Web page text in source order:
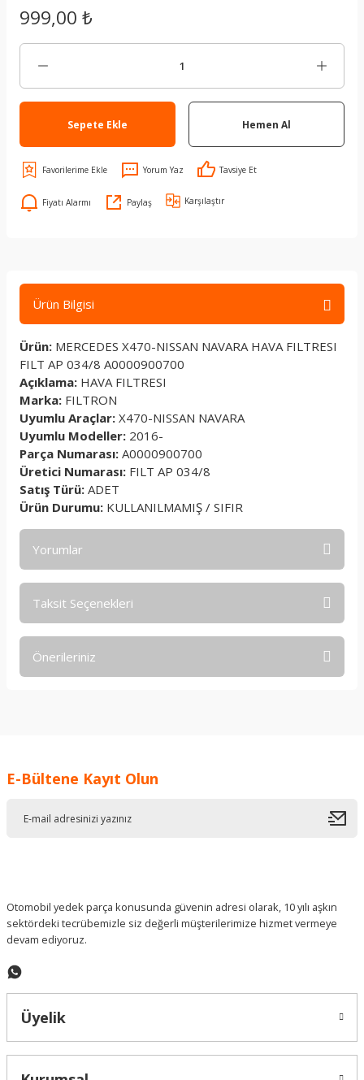
999,00 ₺
Sepete Ekle Hemen Al
Yorum Yaz Tavsiye Et
Fiyatı Alarmı Paylaş Karşılaştır
Ürün Bilgisi
Ürün: MERCEDES X470-NISSAN NAVARA HAVA FILTRESI
FILT AP 034/8 A0000900700
Açıklama: HAVA FILTRESI
Marka: FILTRON
Uyumlu Araçlar: X470-NISSAN NAVARA
Uyumlu Modeller: 2016-
Parça Numarası: A0000900700
Üretici Numarası: FILT AP 034/8
Satış Türü: ADET
Ürün Durumu: KULLANILMAMIŞ / SIFIR
Yorumlar
Taksit Seçenekleri
Önerileriniz
Ürün resmi kalitesiz, bozuk veya görüntülenemiyor.
E-Bültene Kayıt Olun
Otomobil yedek parça konusunda güvenin adresi olarak, 10 yılı aşkın
sektördeki tecrübemizle siz değerli müşterilerimize hizmet vermeye
devam ediyoruz.
Üyelik